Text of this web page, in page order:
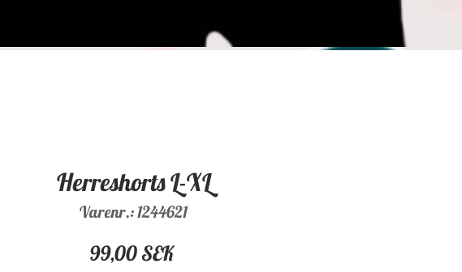
Herreshorts L-XL
Varenr.: 1244621
99,00 SEKPris